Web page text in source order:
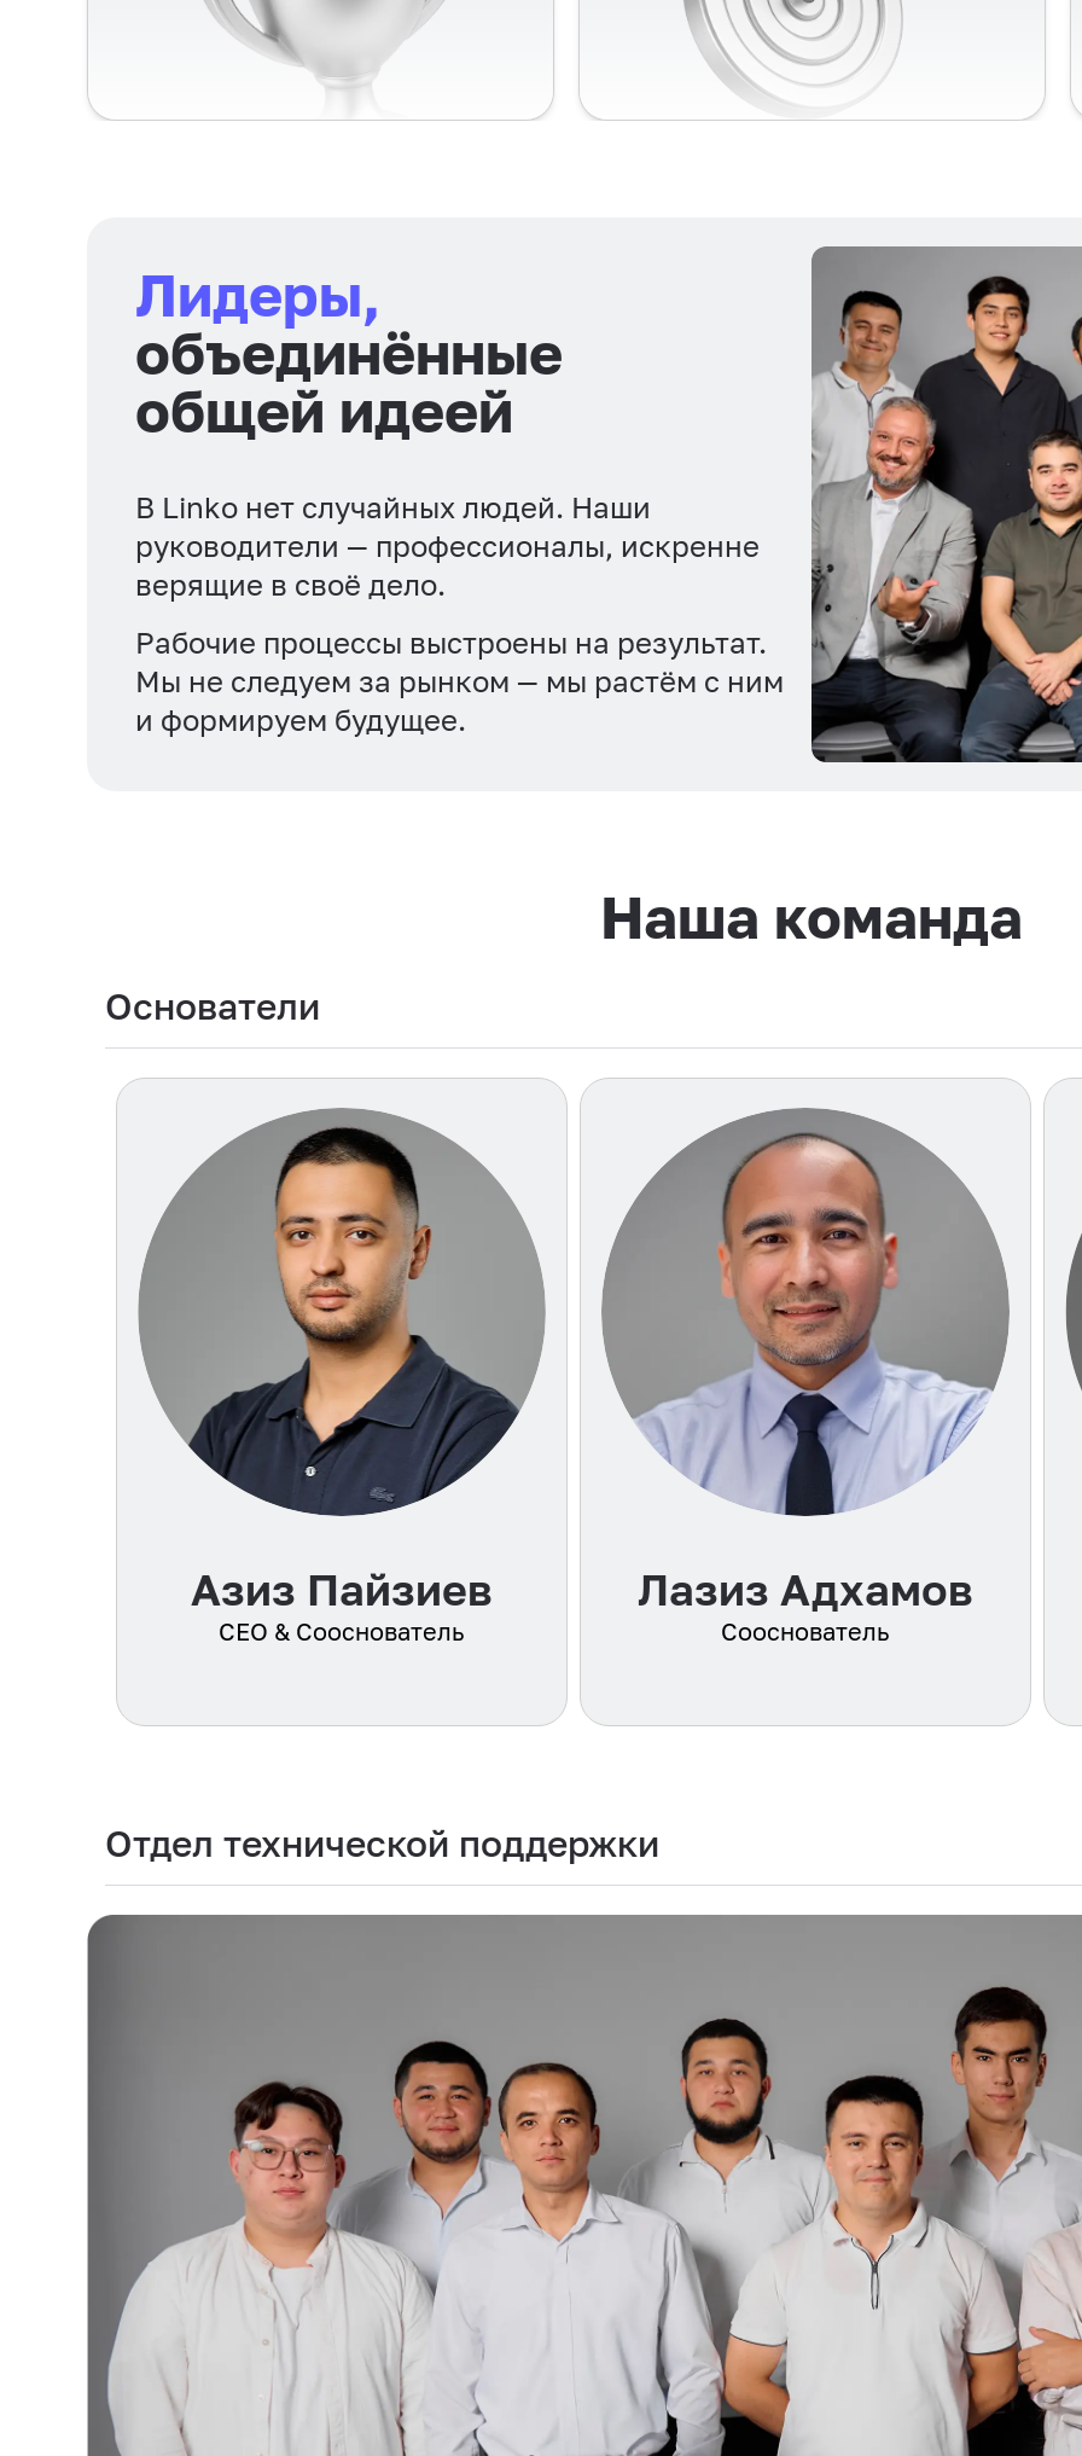
Лидеры,
объединённые
общей идеей
В Linko нет случайных людей. Наши
руководители — профессионалы, искренне
верящие в своё дело.
Рабочие процессы выстроены на результат.
Мы не следуем за рынком — мы растём с ним
и формируем будущее.
Наша команда
Основатели
Азиз Пайзиев
CEO & Сооснователь
Лазиз Адхамов
Сооснователь
Отдел технической поддержки